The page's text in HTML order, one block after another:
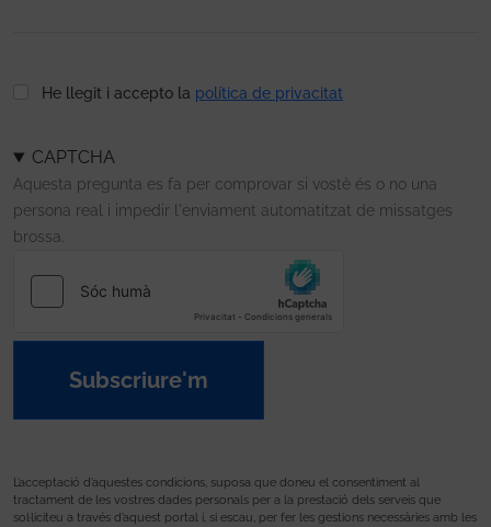
He llegit i accepto la política de privacitat
CAPTCHA
Aquesta pregunta es fa per comprovar si vostè és o no una
persona real i impedir l'enviament automatitzat de missatges
brossa.
Subscriure'm
L’acceptació d’aquestes condicions, suposa que doneu el consentiment al
tractament de les vostres dades personals per a la prestació dels serveis que
sol·liciteu a través d’aquest portal i, si escau, per fer les gestions necessàries amb les